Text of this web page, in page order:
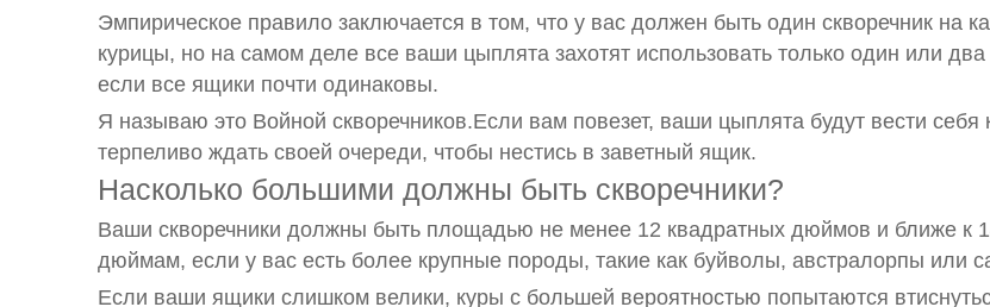
Эмпирическое правило заключается в том, что у вас должен быть один скворечник на
курицы, но на самом деле все ваши цыплята захотят использовать только один или
если все ящики почти одинаковы.
Я называю это Войной скворечников.Если вам повезет, ваши цыплята будут вести себя
терпеливо ждать своей очереди, чтобы нестись в заветный ящик.
Насколько большими должны быть скворечники?
Ваши скворечники должны быть площадью не менее 12 квадратных дюймов и ближе к
дюймам, если у вас есть более крупные породы, такие как буйволы, австралорпы или
Если ваши ящики слишком велики, куры с большей вероятностью попытаются